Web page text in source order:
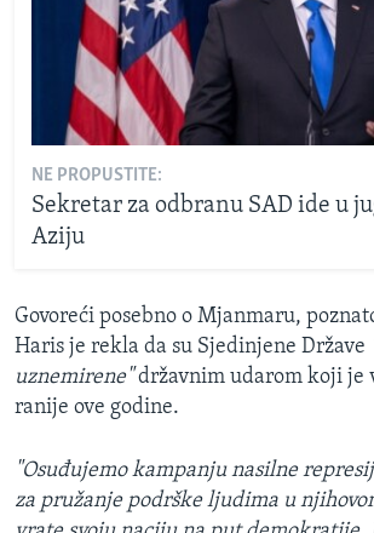
NE PROPUSTITE:
Sekretar za odbranu SAD ide u
Aziju
Govoreći posebno o Mjanmaru,
Haris je rekla da su Sjedinjene Države
uznemirene"državnim udarom koji je
ranije ove godine.
"Osuđujemo kampanju nasilne
za pružanje podrške ljudima u